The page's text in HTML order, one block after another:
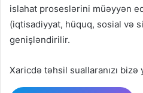
islahat proseslərini müəyyən
(iqtisadiyyat, hüquq, sosial və
genişləndirilir.
Xaricdə təhsil suallaranızı bizə